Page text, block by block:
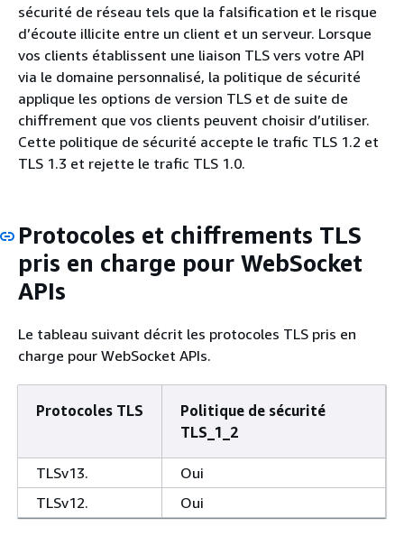
sécurité de réseau tels que la falsification et le risque
d’écoute illicite entre un client et un serveur. Lorsque
vos clients établissent une liaison TLS vers votre API
via le domaine personnalisé, la politique de sécurité
applique les options de version TLS et de suite de
chiffrement que vos clients peuvent choisir d’utiliser.
Cette politique de sécurité accepte le trafic TLS 1.2 et
TLS 1.3 et rejette le trafic TLS 1.0.
Protocoles et chiffrements TLS
pris en charge pour WebSocket
APIs
Le tableau suivant décrit les protocoles TLS pris en
charge pour WebSocket APIs.
Protocoles TLS
Politique de sécurité
TLS_1_2
TLSv13.
Oui
TLSv12.
Oui